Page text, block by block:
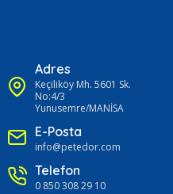
Adres
Keçiliköy Mh. 5601 Sk.
No:4/3
Yunusemre/MANİSA
E-Posta
info@petedor.com
Telefon
0 850 308 29 10